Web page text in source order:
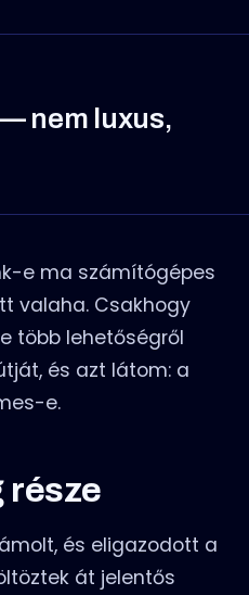
nem luxus,
e ma számítógépes
valaha. Csakhogy
több lehetőségről
és azt látom: a
e.
része
és eligazodott a
át jelentős